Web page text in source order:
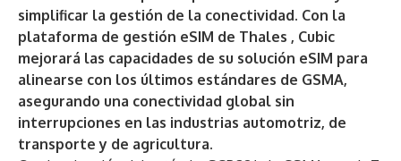
simplificar la gestión de la conectividad. Con la
plataforma de gestión eSIM de Thales , Cubic
mejorará las capacidades de su solución eSIM para
alinearse con los últimos estándares de GSMA,
asegurando una conectividad global sin
interrupciones en las industrias automotriz, de
transporte y de agricultura.